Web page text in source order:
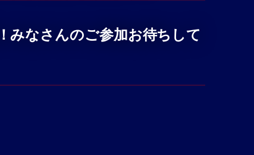
みなさんのご参加お待ちして